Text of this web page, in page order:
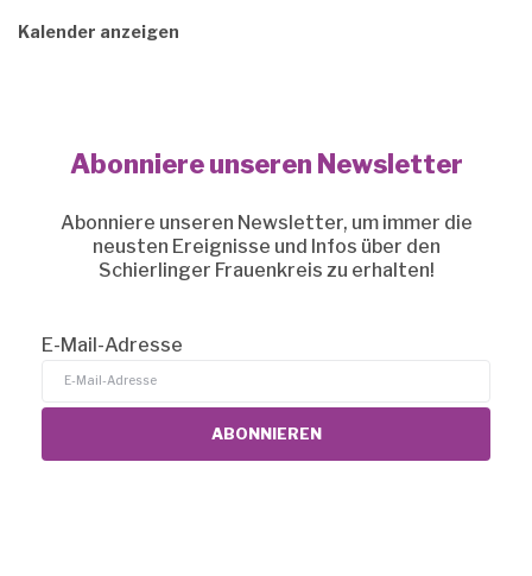
Kalender anzeigen
Abonniere unseren Newsletter
Abonniere unseren Newsletter, um immer die
neusten Ereignisse und Infos über den
Schierlinger Frauenkreis zu erhalten!
E-Mail-Adresse